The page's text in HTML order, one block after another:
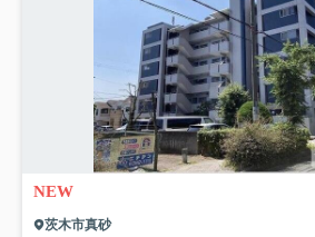
NEW
茨木市真砂